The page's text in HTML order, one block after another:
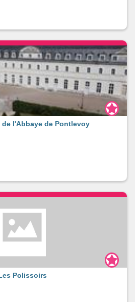
l'Abbaye de Pontlevoy
Polissoirs